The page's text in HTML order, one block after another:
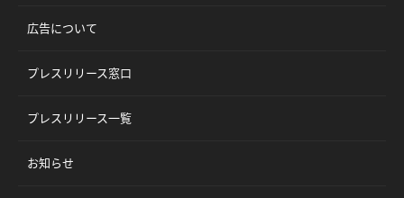
広告について
プレスリリース窓口
プレスリリース一覧
お知らせ